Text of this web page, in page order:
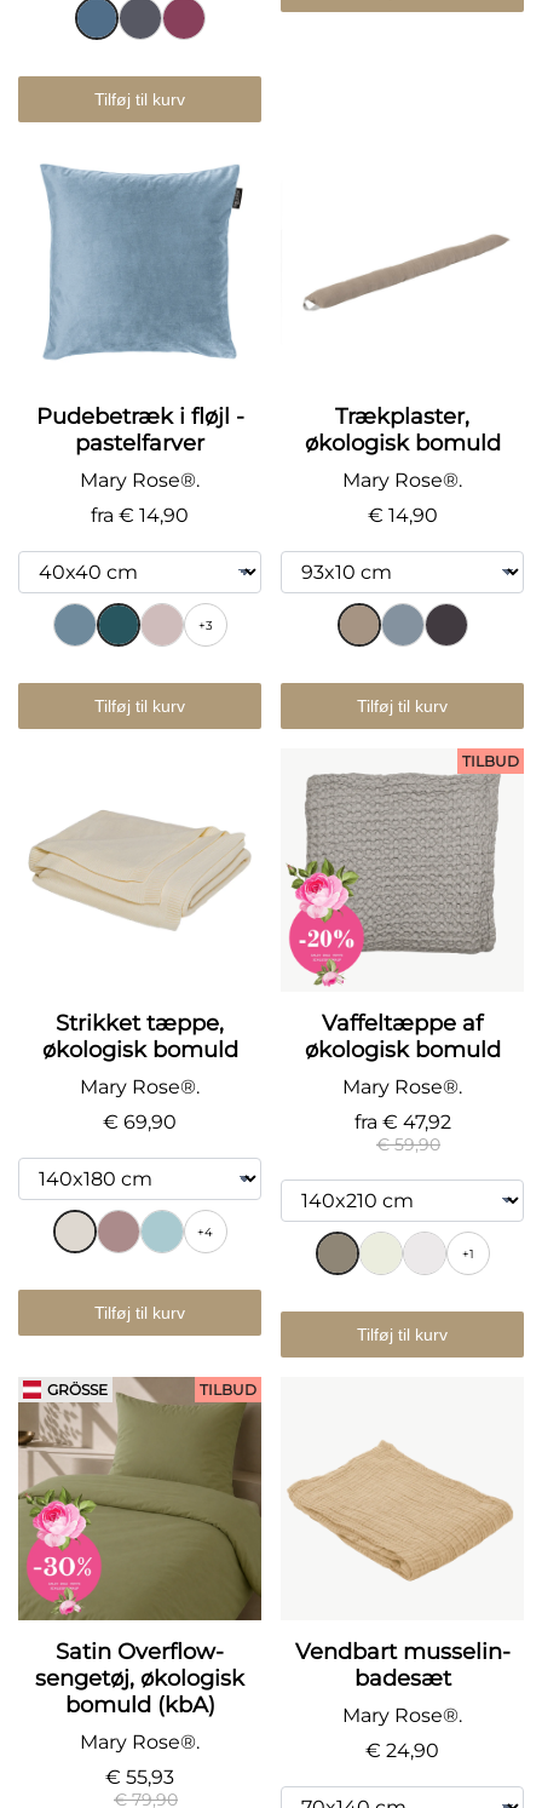
Tilføj til kurv
Pudebetræk i fløjl -
pastelfarver
Mary Rose®.
fra € 14,90
+3
Tilføj til kurv
Trækplaster,
økologisk bomuld
Mary Rose®.
€ 14,90
Tilføj til kurv
Strikket tæppe,
økologisk bomuld
Mary Rose®.
€ 69,90
+4
Tilføj til kurv
Vaffeltæppe af
økologisk bomuld
TILBUD
Mary Rose®.
fra € 47,92
€ 59,90
+1
Tilføj til kurv
GRÖSSE
Satin Overflow-
sengetøj, økologisk
bomuld (kbA)
TILBUD
Mary Rose®.
€ 55,93
€ 79,90
Vendbart musselin-
badesæt
Mary Rose®.
€ 24,90